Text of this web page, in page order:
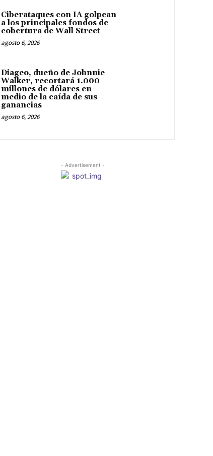
Ciberataques con IA golpean
a los principales fondos de
cobertura de Wall Street
agosto 6, 2026
Diageo, dueño de Johnnie
Walker, recortará 1.000
millones de dólares en
medio de la caída de sus
ganancias
agosto 6, 2026
- Advertisement -